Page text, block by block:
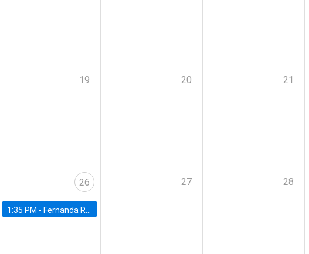
19 20 21
26
1:35 PM - Fernanda Rojas Ampuero, University of Wisconsin-Madison
27 28